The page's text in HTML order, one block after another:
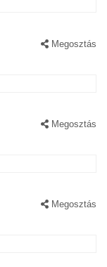
Megosztás
Megosztás
Megosztás